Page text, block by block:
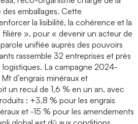
emballages. Cette
la lisibilité, la cohérence et la
», pour « devenir un acteur de
unifiée auprès des pouvoirs
rassemble 32 entreprises et près
La campagne 2024-
d’engrais minéraux et
un recul de 1,6 % en un an, avec
: +3,8 % pour les engrais
et -15 % pour les amendements